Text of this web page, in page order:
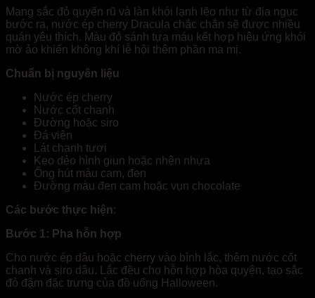
Mang sắc đỏ quyến rũ và làn khói lạnh lẽo như từ địa ngục
bước ra, nước ép cherry Dracula chắc chắn sẽ được nhiều
quán yêu thích. Màu đỏ sánh tựa máu kết hợp hiệu ứng khói
mờ ảo khiến không khí lễ hội thêm phần ma mị.
Chuẩn bị nguyên liệu
Nước ép cherry
Nước cốt chanh
Đường hoặc siro
Đá viên
Lát chanh tươi
Kẹo dẻo hình giun hoặc nhện nhựa
Ống hút màu cam, đen
Đường màu đen cam hoặc vụn chocolate
Các bước thực hiện:
Bước 1: Pha hỗn hợp
Cho nước ép dâu hoặc cherry vào bình lắc, thêm nước cốt
chanh và siro dâu. Lắc đều cho hỗn hợp hòa quyện, tạo sắc
đỏ đậm đặc trưng của đồ uống Halloween.